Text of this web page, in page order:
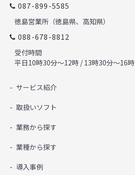
087-899-5585
徳島営業所（徳島県、高知県）
088-678-8812
受付時間
平日10時30分～12時 / 13時30分～16時
サービス紹介
取扱いソフト
業務から探す
業種から探す
導入事例